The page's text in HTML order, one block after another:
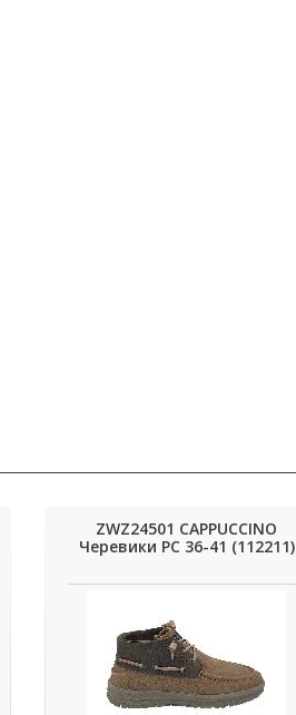
ZWZ24501 CAPPUCCINO
Черевики РС 36-41 (112211)